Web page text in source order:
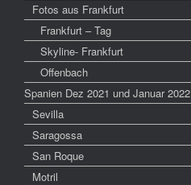
Fotos aus Frankfurt
Frankfurt – Tag
Skyline- Frankfurt
Offenbach
Spanien Dez 2021 und Januar 2022
Sevilla
Saragossa
San Roque
Motril